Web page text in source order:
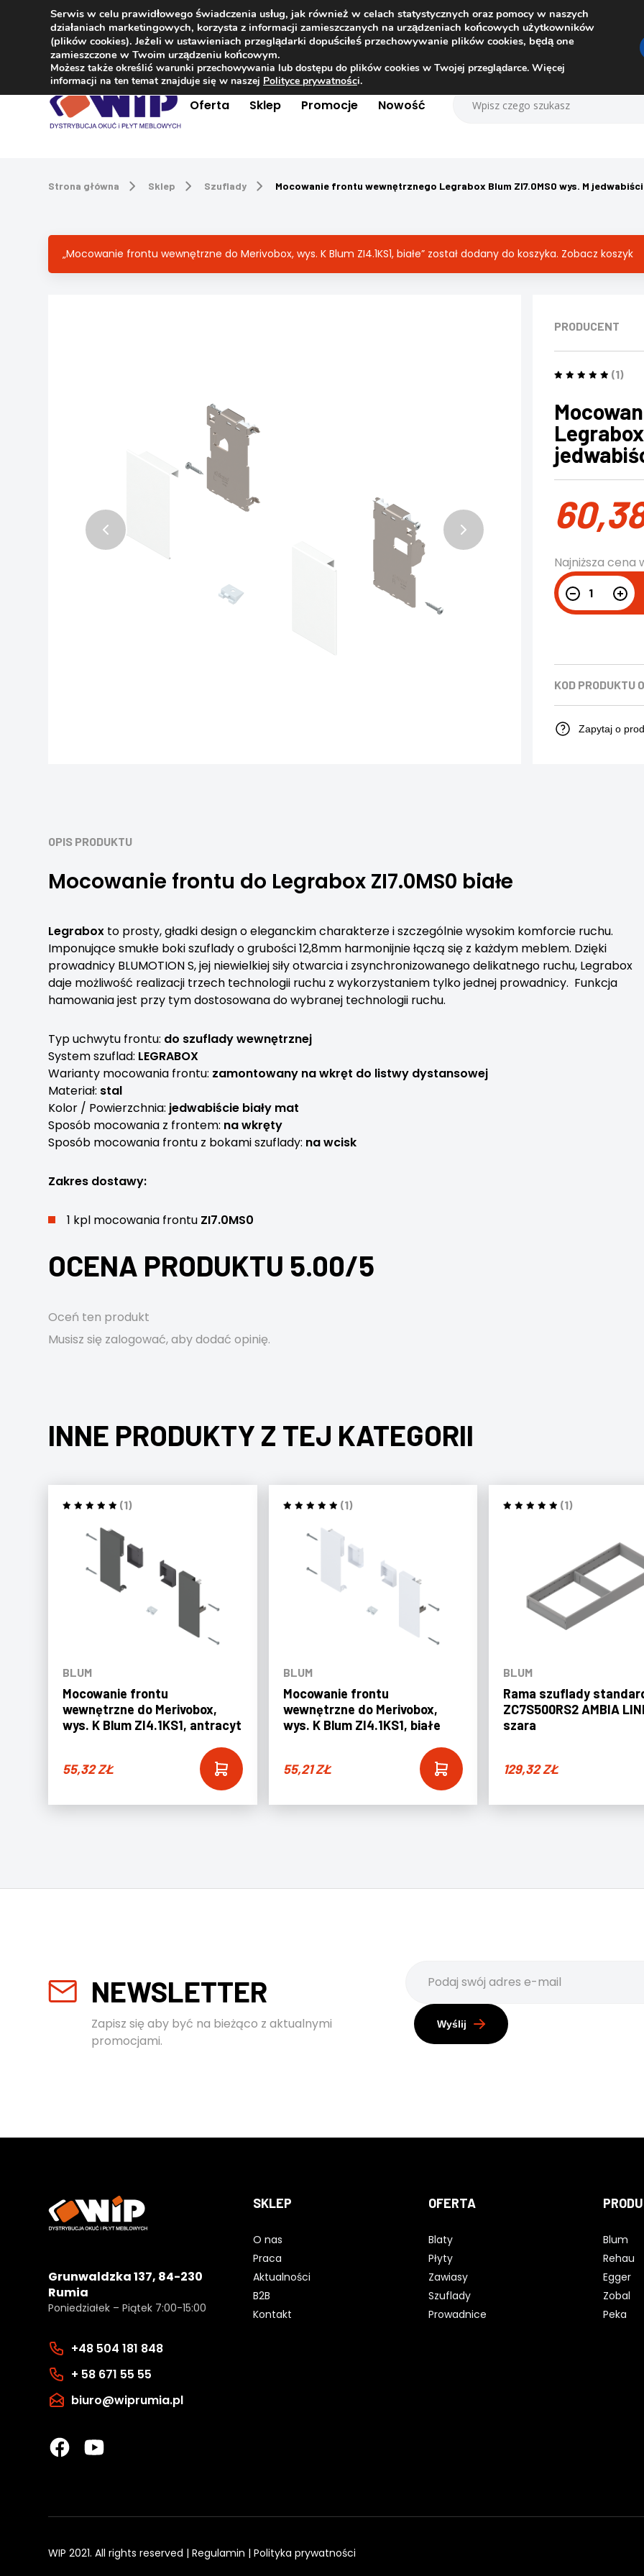
Kontakt +48 504 181 848
Oferta Sklep Promocje Nowość
Strona główna Sklep Szuflady Mocowanie frontu wewnętrznego Legrabox Blum ZI7.0MS0 wys. M
„Mocowanie frontu wewnętrzne do Merivobox, wys. K Blum ZI4.1KS1, białe” został dodany do koszyka. Zobacz koszyk
PRODUCENT
(1)
Najniższa
KOD PRODUKTU
Zapytaj o
OPIS PRODUKTU
Mocowanie frontu do Legrabox ZI7.0MS0 białe
Legrabox to prosty, gładki design o eleganckim charakterze i szczególnie wysokim komforcie ruchu.
Imponujące smukłe boki szuflady o grubości 12,8mm harmonijnie łączą się z każdym meblem. Dzięki
prowadnicy BLUMOTION S, jej niewielkiej siły otwarcia i zsynchronizowanego delikatnego ruchu, Legrabox
daje możliwość realizacji trzech technologii ruchu z wykorzystaniem tylko jednej prowadnicy. Funkcja
hamowania jest przy tym dostosowana do wybranej technologii ruchu.
Typ uchwytu frontu: do szuflady wewnętrznej
System szuflad: LEGRABOX
Warianty mocowania frontu: zamontowany na wkręt do listwy dystansowej
Materiał: stal
Kolor / Powierzchnia: jedwabiście biały mat
Sposób mocowania z frontem: na wkręty
Sposób mocowania frontu z bokami szuflady: na wcisk
Zakres dostawy:
1 kpl mocowania frontu ZI7.0MS0
OCENA PRODUKTU 5.00/5
Oceń ten produkt
Musisz się zalogować, aby dodać opinię.
INNE PRODUKTY Z TEJ KATEGORII
(1)
BLUM
Mocowanie frontu
wewnętrzne do Merivobox,
wys. K Blum ZI4.1KS1, antracyt
55,32ZŁ
(1)
BLUM
Mocowanie frontu
wewnętrzne do Merivobox,
wys. K Blum ZI4.1KS1, białe
55,21ZŁ
(1)
BLUM
Rama szuflady
ZC7S500RS2 AMBIA
szara
129,32ZŁ
NEWSLETTER
Zapisz się aby być na bieżąco z aktualnymi
promocjami.
Wyślij
Grunwaldzka 137, 84-230
Rumia
Poniedziałek – Piątek 7:00-15:00
+48 504 181 848
+ 58 671 55 55
biuro@wiprumia.pl
SKLEP
O nas
Praca
Aktualności
B2B
Kontakt
OFERTA
Blaty
Płyty
Zawiasy
Szuflady
Prowadnice
Blum
Rehau
Egger
Zobal
Peka
WIP 2021. All rights reserved |Regulamin |Polityka prywatności
Serwis w celu prawidłowego świadczenia usług, jak również w celach statystycznych oraz pomocy w naszych
działaniach marketingowych, korzysta z informacji zamieszczanych na urządzeniach końcowych użytkowników
(plików cookies). Jeżeli w ustawieniach przeglądarki dopuściłeś przechowywanie plików cookies, będą one
zamieszczone w Twoim urządzeniu końcowym.
Możesz także określić warunki przechowywania lub dostępu do plików cookies w Twojej przeglądarce. Więcej
informacji na ten temat znajduje się w naszej Polityce prywatności.